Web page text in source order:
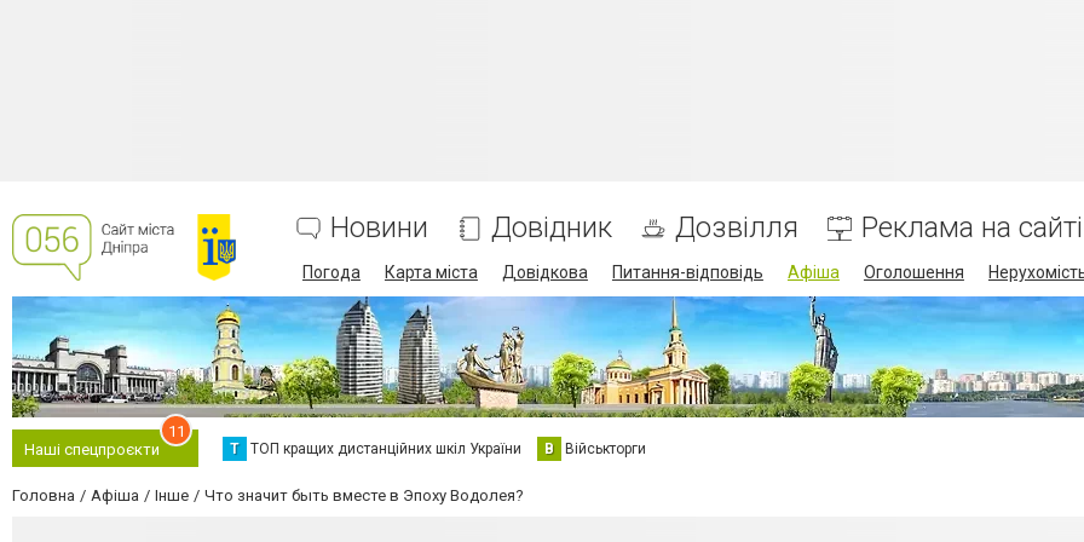
Новини Довідник Дозвілля Реклама на сайті
Погода Карта міста Довідкова Питання-відповідь Афіша Оголошення
Наші спецпроєкти
11
Т ТОП кращих дистанційних шкіл України В Військторги
Головна Афіша Інше Что значит быть вместе в Эпоху Водолея?